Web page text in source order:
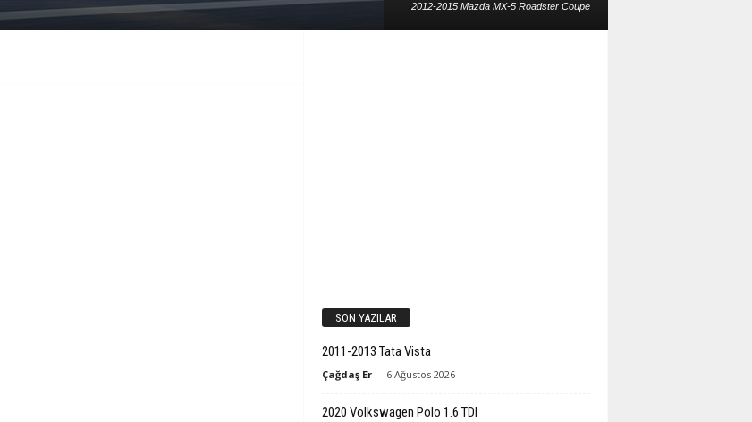
2012-2015 Mazda MX-5 Roadster Coupe
SON YAZILAR
2011-2013 Tata Vista
Çağdaş Er - 6 Ağustos 2026
2020 Volkswagen Polo 1.6 TDI